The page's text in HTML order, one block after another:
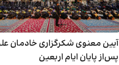
آیین معنوی شکرگزاری خادمان
پس‌از پایان ایام اربعین